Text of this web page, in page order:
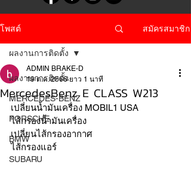
โพสต์ สมัครสมาชิก
ผลงานการติดตั้ง
MERCEDES-BENZ
PORSCHE
BMW
SUBARU
ผลงานการติดตั้ง
MercedesBenz E CLASS W213
ADMIN BRAKE-D
19 ต.ค. 2566 ยาว 1 นาที
เปลี่ยนน้ำมันเครื่อง MOBIL1 USA
ไส้กรองน้ำมันเครื่อง
เปลี่ยนไส้กรองอากาศ
ไส้กรองแอร์